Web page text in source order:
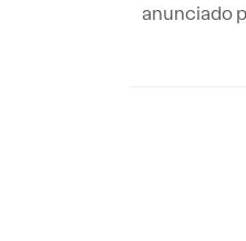
anunciado